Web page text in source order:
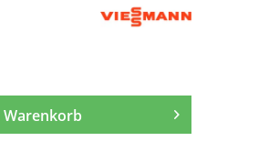
Warenkorb